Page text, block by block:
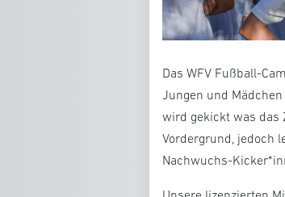
Das WFV Fußball-
Jungen und
wird gekickt was das
Vordergrund, jedoch
Nachwuchs-